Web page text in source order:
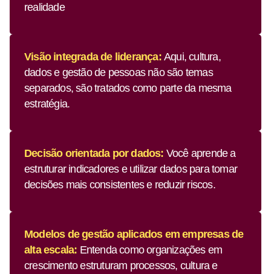
realidade
Visão integrada de liderança: Aqui, cultura,
dados e gestão de pessoas não são temas
separados, são tratados como parte da mesma
estratégia.
Decisão orientada por dados: Você aprende a
estruturar indicadores e utilizar dados para tomar
decisões mais consistentes e reduzir riscos.
Modelos de gestão aplicados em empresas de
alta escala: Entenda como organizações em
crescimento estruturam processos, cultura e